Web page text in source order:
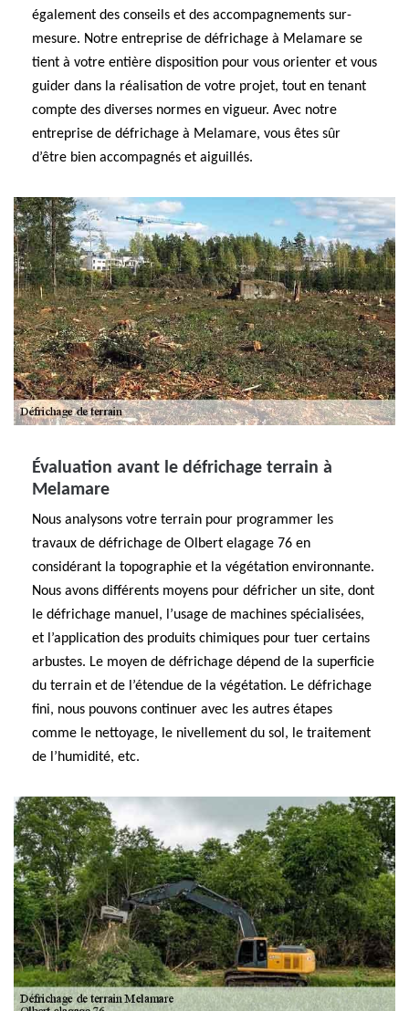
également des conseils et des accompagnements sur-
mesure. Notre entreprise de défrichage à Melamare se
tient à votre entière disposition pour vous orienter et vous
guider dans la réalisation de votre projet, tout en tenant
compte des diverses normes en vigueur. Avec notre
entreprise de défrichage à Melamare, vous êtes sûr
d’être bien accompagnés et aiguillés.
Évaluation avant le défrichage terrain à
Melamare
Nous analysons votre terrain pour programmer les
travaux de défrichage de Olbert elagage 76 en
considérant la topographie et la végétation environnante.
Nous avons différents moyens pour défricher un site, dont
le défrichage manuel, l’usage de machines spécialisées,
et l’application des produits chimiques pour tuer certains
arbustes. Le moyen de défrichage dépend de la superficie
du terrain et de l’étendue de la végétation. Le défrichage
fini, nous pouvons continuer avec les autres étapes
comme le nettoyage, le nivellement du sol, le traitement
de l’humidité, etc.